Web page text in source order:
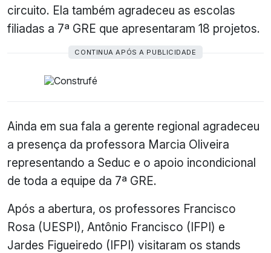
circuito. Ela também agradeceu as escolas
filiadas a 7ª GRE que apresentaram 18 projetos.
CONTINUA APÓS A PUBLICIDADE
Ainda em sua fala a gerente regional agradeceu
a presença da professora Marcia Oliveira
representando a Seduc e o apoio incondicional
de toda a equipe da 7ª GRE.
Após a abertura, os professores Francisco
Rosa (UESPI), Antônio Francisco (IFPI) e
Jardes Figueiredo (IFPI) visitaram os stands